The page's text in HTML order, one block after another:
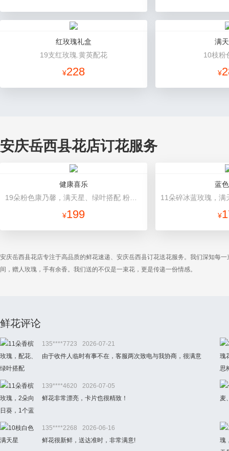
红玫瑰礼盒
19支红玫瑰.黄英配花
¥228
满
10枝粉
¥
安庆岳西县花店订花服务
健康喜乐
¥199
蓝
¥
安庆岳西县花店专注于高品质的鲜花速递、安庆岳西县订花送花服务。我们深知每
间，赠人玫瑰，手有余香。我们送的不仅是一束花，更是传递一份情感。
鲜花评论
135****7723
2026-07-21
由于收件人临时有事不在，客服两次致电与我协商，很满意
139****4620
2026-07-05
鲜花非常漂亮，卡片也很精致！
135****2268
2026-06-16
鲜花很新鲜，送达准时，非常满意!